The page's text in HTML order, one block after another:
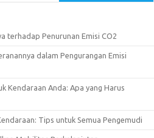
terhadap Penurunan Emisi CO2
dalam Pengurangan Emisi
Kendaraan Anda: Apa yang Harus
Tips untuk Semua Pengemudi